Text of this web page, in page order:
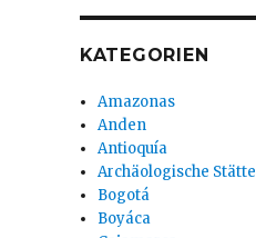
KATEGORIEN
Amazonas
Anden
Antioquía
Archäologische Stätte
Bogotá
Boyáca